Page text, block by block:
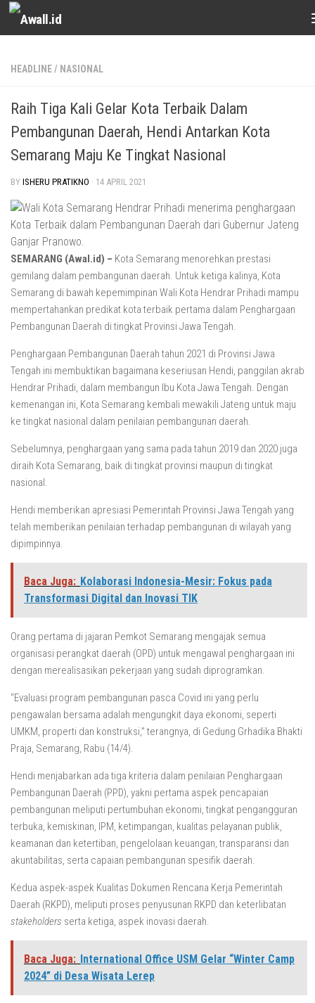
Skip to content
HEADLINE/ NASIONAL
Raih Tiga Kali Gelar Kota Terbaik Dalam
Pembangunan Daerah, Hendi Antarkan Kota
Semarang Maju Ke Tingkat Nasional
BY ISHERU PRATIKNO · 14 APRIL 2021
SEMARANG (Awal.id) – Kota Semarang menorehkan prestasi
gemilang dalam pembangunan daerah. Untuk ketiga kalinya, Kota
Semarang di bawah kepemimpinan Wali Kota Hendrar Prihadi mampu
mempertahankan predikat kota terbaik pertama dalam Penghargaan
Pembangunan Daerah di tingkat Provinsi Jawa Tengah.
Penghargaan Pembangunan Daerah tahun 2021 di Provinsi Jawa
Tengah ini membuktikan bagaimana keseriusan Hendi, panggilan akrab
Hendrar Prihadi, dalam membangun Ibu Kota Jawa Tengah. Dengan
kemenangan ini, Kota Semarang kembali mewakili Jateng untuk maju
ke tingkat nasional dalam penilaian pembangunan daerah.
Sebelumnya, penghargaan yang sama pada tahun 2019 dan 2020 juga
diraih Kota Semarang, baik di tingkat provinsi maupun di tingkat
nasional.
Hendi memberikan apresiasi Pemerintah Provinsi Jawa Tengah yang
telah memberikan penilaian terhadap pembangunan di wilayah yang
dipimpinnya.
Baca Juga: Kolaborasi Indonesia-Mesir: Fokus pada
Transformasi Digital dan Inovasi TIK
Orang pertama di jajaran Pemkot Semarang mengajak semua
organisasi perangkat daerah (OPD) untuk mengawal penghargaan ini
dengan merealisasikan pekerjaan yang sudah diprogramkan.
“Evaluasi program pembangunan pasca Covid ini yang perlu
pengawalan bersama adalah mengungkit daya ekonomi, seperti
UMKM, properti dan konstruksi,” terangnya, di Gedung Grhadika Bhakti
Praja, Semarang, Rabu (14/4).
Hendi menjabarkan ada tiga kriteria dalam penilaian Penghargaan
Pembangunan Daerah (PPD), yakni pertama aspek pencapaian
pembangunan meliputi pertumbuhan ekonomi, tingkat pengangguran
terbuka, kemiskinan, IPM, ketimpangan, kualitas pelayanan publik,
keamanan dan ketertiban, pengelolaan keuangan, transparansi dan
akuntabilitas, serta capaian pembangunan spesifik daerah.
Kedua aspek-aspek Kualitas Dokumen Rencana Kerja Pemerintah
Daerah (RKPD), meliputi proses penyusunan RKPD dan keterlibatan
stakeholders serta ketiga, aspek inovasi daerah.
Baca Juga: International Office USM Gelar “Winter Camp
2024” di Desa Wisata Lerep